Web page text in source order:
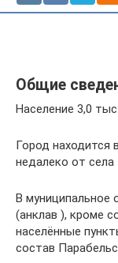
Общие
Население 3,0
Город находится
недалеко от
В муниципальное
(анклав ), кроме
населённые
состав